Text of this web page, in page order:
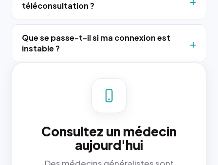
téléconsultation ?
Que se passe-t-il si ma connexion est
instable ?
Consultez un médecin
aujourd'hui